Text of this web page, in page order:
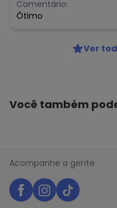
Comentário:
Ótimo
Ver
Você também
Acompanhe a gente